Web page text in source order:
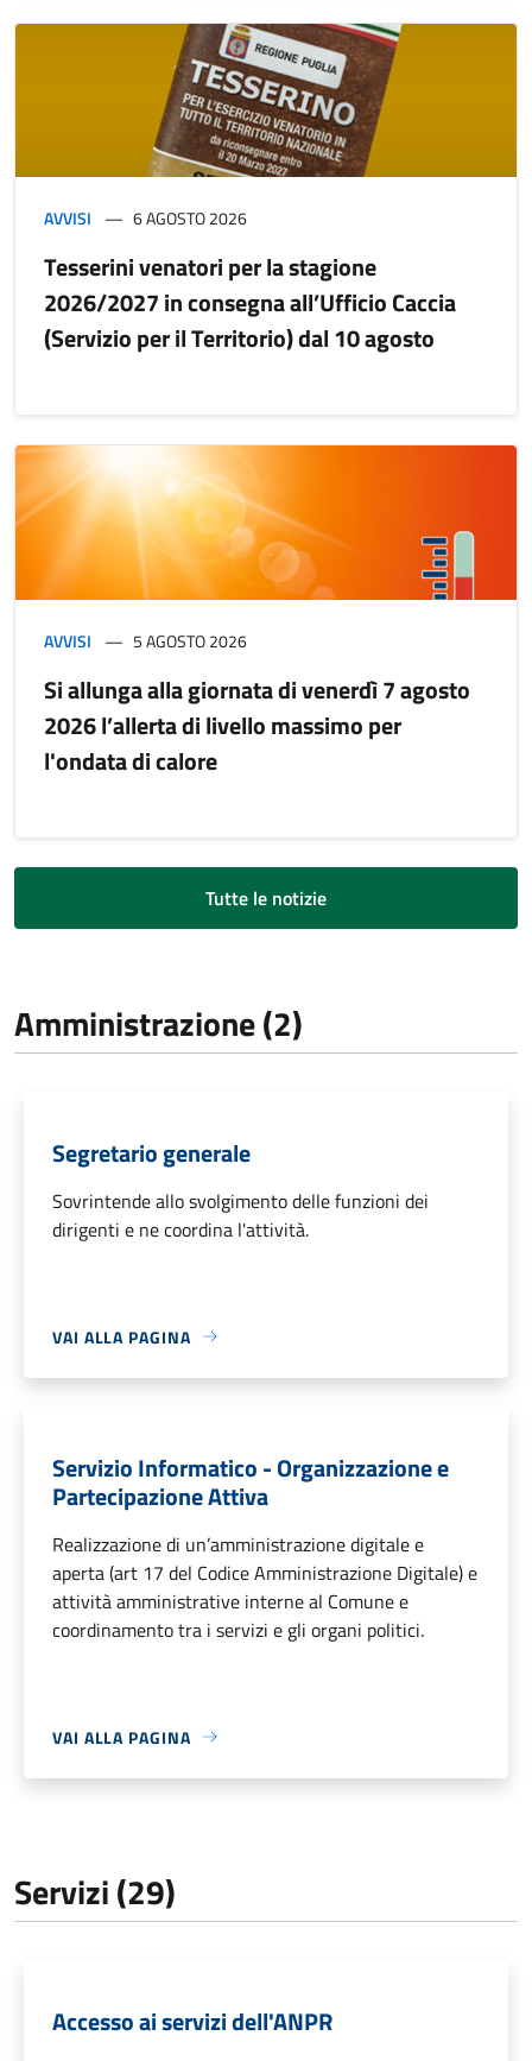
AVVISI 6 AGOSTO 2026
Tesserini venatori per la stagione
2026/2027 in consegna all’Ufficio Caccia
(Servizio per il Territorio) dal 10 agosto
AVVISI 5 AGOSTO 2026
Si allunga alla giornata di venerdì 7 agosto
2026 l’allerta di livello massimo per
l'ondata di calore
Tutte le notizie
Amministrazione (2)
Segretario generale
Sovrintende allo svolgimento delle funzioni dei
dirigenti e ne coordina l'attività.
VAI ALLA PAGINA
Servizio Informatico - Organizzazione e
Partecipazione Attiva
Realizzazione di un’amministrazione digitale e
aperta (art 17 del Codice Amministrazione Digitale) e
attività amministrative interne al Comune e
coordinamento tra i servizi e gli organi politici.
VAI ALLA PAGINA
Servizi (29)
Accesso ai servizi dell'ANPR